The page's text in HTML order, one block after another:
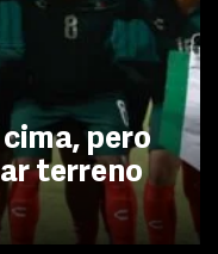
pero
terreno